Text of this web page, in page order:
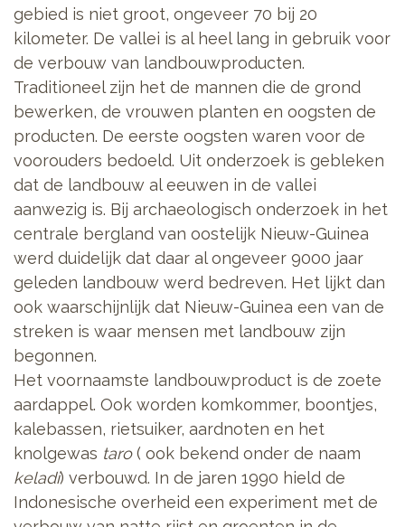
gebied is niet groot, ongeveer 70 bij 20
kilometer. De vallei is al heel lang in gebruik voor
de verbouw van landbouwproducten.
Traditioneel zijn het de mannen die de grond
bewerken, de vrouwen planten en oogsten de
producten. De eerste oogsten waren voor de
voorouders bedoeld. Uit onderzoek is gebleken
dat de landbouw al eeuwen in de vallei
aanwezig is. Bij archaeologisch onderzoek in het
centrale bergland van oostelijk Nieuw-Guinea
werd duidelijk dat daar al ongeveer 9000 jaar
geleden landbouw werd bedreven. Het lijkt dan
ook waarschijnlijk dat Nieuw-Guinea een van de
streken is waar mensen met landbouw zijn
begonnen.
Het voornaamste landbouwproduct is de zoete
aardappel. Ook worden komkommer, boontjes,
kalebassen, rietsuiker, aardnoten en het
knolgewas taro( ook bekend onder de naam
keladi) verbouwd. In de jaren 1990 hield de
Indonesische overheid een experiment met de